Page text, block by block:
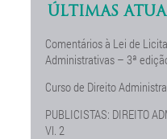
ÚLTIMAS
Comentários à Lei de
Administrativas – 3ª
Curso de Direito
PUBLICISTAS: DIREITO
Vl. 2